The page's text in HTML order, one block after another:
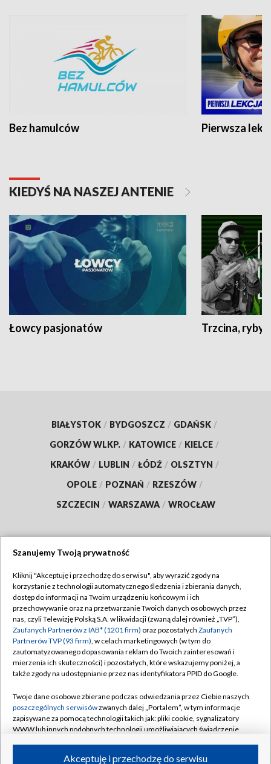
Bez hamulców Pierwsza
KIEDYŚ NA NASZEJ ANTENIE
Łowcy pasjonatów Trzcina, ryby
BIAŁYSTOK / BYDGOSZCZ / GDAŃSK /
GORZÓW WLKP. / KATOWICE / KIELCE /
KRAKÓW / LUBLIN / ŁÓDŹ / OLSZTYN /
OPOLE / POZNAŃ / RZESZÓW /
SZCZECIN / WARSZAWA / WROCŁAW
TVP
Abonament TVP
Emisja w TVP
Centrum informacji TVP
Naziemna Telewizja Cyfrowa
Rada Programowa
System NOS
Informacje o nadawcy
Regulamin TVP
Polityka prywatności
Moje zgody
Pomoc
Kontakt
Kanały
Szanujemy Twoją prywatność
Kliknij "Akceptuję i przechodzę do serwisu", aby wyrazić zgody na
korzystanie z technologii automatycznego śledzenia i zbierania danych,
dostęp do informacji na Twoim urządzeniu końcowym i ich
przechowywanie oraz na przetwarzanie Twoich danych osobowych przez
nas, czyli Telewizję Polską S.A. w likwidacji (zwaną dalej również „TVP”),
Zaufanych Partnerów z IAB* (1201 firm) oraz pozostałych Zaufanych
Partnerów TVP (93 firm), w celach marketingowych (w tym do
zautomatyzowanego dopasowania reklam do Twoich zainteresowań i
mierzenia ich skuteczności) i pozostałych, które wskazujemy poniżej, a
także zgody na udostępnianie przez nas identyfikatora PPID do Google.
Twoje dane osobowe zbierane podczas odwiedzania przez Ciebie naszych
poszczególnych serwisówzwanych dalej „Portalem”, w tym informacje
zapisywane za pomocą technologii takich jak: pliki cookie, sygnalizatory
WWW lub innych podobnych technologii umożliwiających świadczenie
ruchu w Internecie.Akceptuję i przechodzę do serwisu